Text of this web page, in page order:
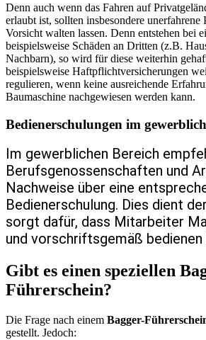
Denn auch wenn das Fahren auf
erlaubt ist, sollten insbesondere unerfahrene
Vorsicht walten lassen. Denn entstehen bei
beispielsweise Schäden an Dritten (z.B.
Nachbarn), so wird für diese weiterhin
beispielsweise Haftpflichtversicherungen
regulieren, wenn keine ausreichende
Baumaschine nachgewiesen werden kann.
Bedienerschulungen im
Im gewerblichen Bereich
Berufsgenossenschaften und
Nachweise über eine
Bedienerschulung. Dies dient
sorgt dafür, dass Mitarbeiter
und vorschriftsgemäß bedienen
Gibt es einen speziellen
Führerschein?
Die Frage nach einem Bagger-
gestellt. Jedoch: